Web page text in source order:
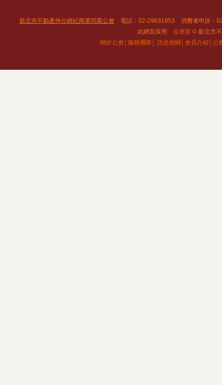
新北市不動產仲介經紀商業同業公會 電話：02-29631953 消費者申訴：
此網頁採用 吉便屋 © 新北市
關於公會│ 服務團隊│ 訊息相關│ 會員介紹│ 公